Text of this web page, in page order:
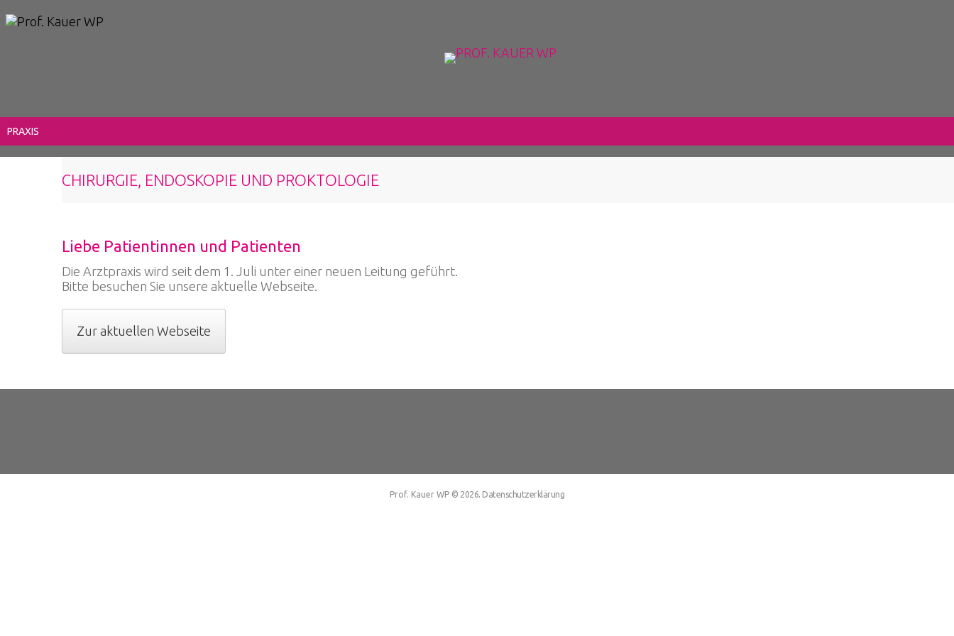
PRAXIS
CHIRURGIE, ENDOSKOPIE UND PROKTOLOGIE
Liebe Patientinnen und Patienten
Die Arztpraxis wird seit dem 1. Juli unter einer neuen Leitung geführt.
Bitte besuchen Sie unsere aktuelle Webseite.
Zur aktuellen Webseite
Prof. Kauer WP © 2026. Datenschutzerklärung